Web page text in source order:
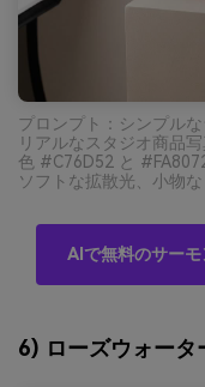
プロンプト：シンプル
リアルなスタジオ商品
色 #C76D52 と
ソフトな拡散光、小物
AIで無料のサー
6) ローズウォータ